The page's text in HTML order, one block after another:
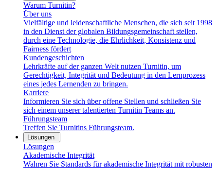
Warum Turnitin?
Über uns
Vielfältige und leidenschaftliche Menschen, die sich seit 1998
in den Dienst der globalen Bildungsgemeinschaft stellen,
durch eine Technologie, die Ehrlichkeit, Konsistenz und
Fairness fördert
Kundengeschichten
Lehrkräfte auf der ganzen Welt nutzen Turnitin, um
Gerechtigkeit, Integrität und Bedeutung in den Lernprozess
eines jedes Lernenden zu bringen.
Karriere
Informieren Sie sich über offene Stellen und schließen Sie
sich einem unserer talentierten Turnitin Teams an.
Führungsteam
Treffen Sie Turnitins Führungsteam.
Lösungen
Lösungen
Akademische Integrität
Wahren Sie Standards für akademische Integrität mit robusten